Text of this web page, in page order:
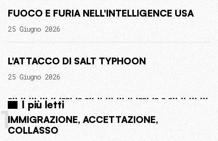
FUOCO E FURIA NELL'INTELLIGENCE USA
25 Giugno 2026
L'ATTACCO DI SALT TYPHOON
25 Giugno 2026
I più letti
1IMMIGRAZIONE, ACCETTAZIONE,
COLLASSO